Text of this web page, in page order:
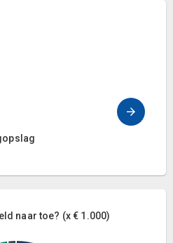
naar toe? (x € 1.000)